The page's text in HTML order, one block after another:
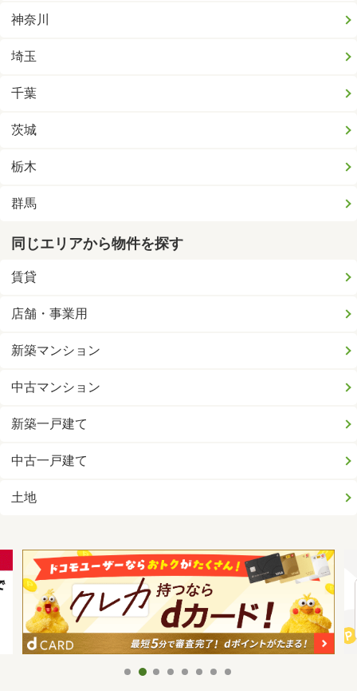
神奈川
埼玉
千葉
茨城
栃木
群馬
同じエリアから物件を探す
賃貸
店舗・事業用
新築マンション
中古マンション
新築一戸建て
中古一戸建て
土地